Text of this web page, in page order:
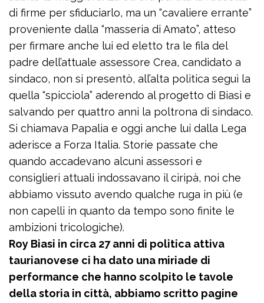
di firme per sfiduciarlo, ma un “cavaliere errante”
proveniente dalla “masseria di Amato”, atteso
per firmare anche lui ed eletto tra le fila del
padre dell’attuale assessore Crea, candidato a
sindaco, non si presentò, all’alta politica seguì la
quella “spicciola” aderendo al progetto di Biasi e
salvando per quattro anni la poltrona di sindaco.
Si chiamava Papalia e oggi anche lui dalla Lega
aderisce a Forza Italia. Storie passate che
quando accadevano alcuni assessori e
consiglieri attuali indossavano il ciripà, noi che
abbiamo vissuto avendo qualche ruga in più (e
non capelli in quanto da tempo sono finite le
ambizioni tricologiche).
Roy Biasi in circa 27 anni di politica attiva
taurianovese ci ha dato una miriade di
performance che hanno scolpito le tavole
della storia in città, abbiamo scritto pagine